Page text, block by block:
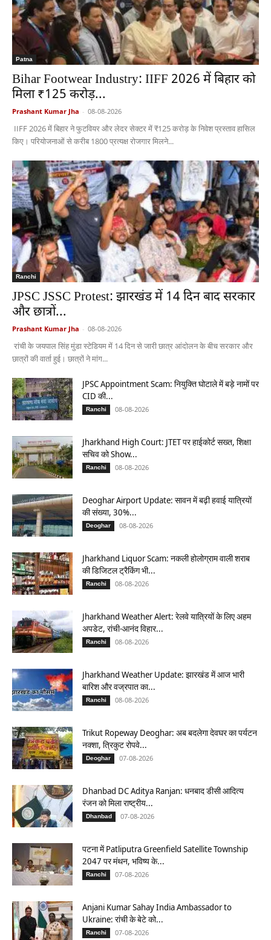
Patna
Bihar Footwear Industry: IIFF 2026 में बिहार को
मिला ₹125 करोड़...
Prashant Kumar Jha - 08-08-2026
IIFF 2026 में बिहार ने फुटवियर और लेदर सेक्टर में ₹125 करोड़ के निवेश प्रस्ताव हासिल
किए। परियोजनाओं से करीब 1800 प्रत्यक्ष रोजगार मिलने...
Ranchi
JPSC JSSC Protest: झारखंड में 14 दिन बाद सरकार
और छात्रों...
Prashant Kumar Jha - 08-08-2026
रांची के जयपाल सिंह मुंडा स्टेडियम में 14 दिन से जारी छात्र आंदोलन के बीच सरकार और
छात्रों की वार्ता हुई। छात्रों ने मांग...
JPSC Appointment Scam: नियुक्ति घोटाले में बड़े नामों पर
CID की...
Ranchi 08-08-2026
Jharkhand High Court: JTET पर हाईकोर्ट सख्त, शिक्षा
सचिव को Show...
Ranchi 08-08-2026
Deoghar Airport Update: सावन में बढ़ी हवाई यात्रियों
की संख्या, 30%...
Deoghar 08-08-2026
Jharkhand Liquor Scam: नकली होलोग्राम वाली शराब
की डिजिटल ट्रैकिंग भी...
Ranchi 08-08-2026
Jharkhand Weather Alert: रेलवे यात्रियों के लिए अहम
अपडेट, रांची-आनंद विहार...
Ranchi 08-08-2026
Jharkhand Weather Update: झारखंड में आज भारी
बारिश और वज्रपात का...
Ranchi 08-08-2026
Trikut Ropeway Deoghar: अब बदलेगा देवघर का पर्यटन
नक्शा, त्रिकुट रोपवे...
Deoghar 07-08-2026
Dhanbad DC Aditya Ranjan: धनबाद डीसी आदित्य
रंजन को मिला राष्ट्रीय...
Dhanbad 07-08-2026
पटना में Patliputra Greenfield Satellite Township
2047 पर मंथन, भविष्य के...
Ranchi 07-08-2026
Anjani Kumar Sahay India Ambassador to
Ukraine: रांची के बेटे को...
Ranchi 07-08-2026